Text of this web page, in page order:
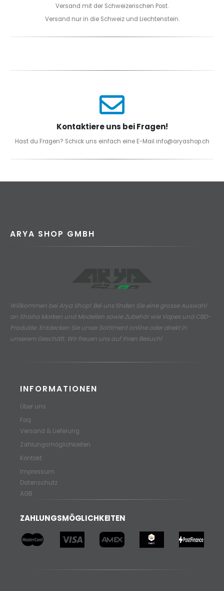
Versand mit der Schweizerischen Post.
Versand nur in die Schweiz und Liechtenstein.
Kontaktiere uns bei Fragen!
Hast du Fragen? Schick uns einfach eine E-Mail info@aryashop.ch
ARYA SHOP GMBH
Willkommen bei Arya Shop! Bei uns finden Sie eine grosse Auswahl
an Shisha Marken und Modellen sowie Zubehör wie Vapes und CBD-
Produkte. Entdecken Sie unser Sortiment online oder direkt in
unserem Geschäft. Wir freuen uns auf Ihren Besuch!
INFORMATIONEN
Über uns
Faq
Versand & Lieferung
Zahlungsmöglichkeiten
Kontakt
Impressum
Datenschutz
AGB
ZAHLUNGSMÖGLICHKEITEN